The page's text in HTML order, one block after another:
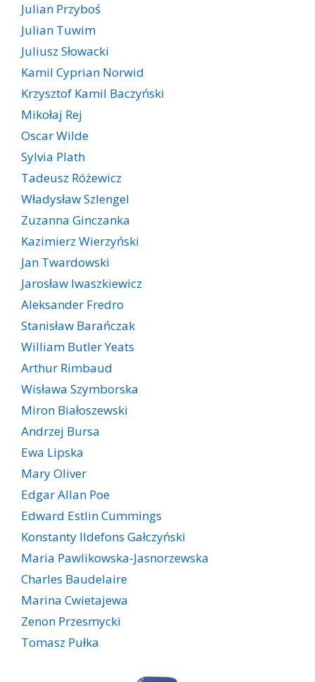
Julian Przyboś
Julian Tuwim
Juliusz Słowacki
Kamil Cyprian Norwid
Krzysztof Kamil Baczyński
Mikołaj Rej
Oscar Wilde
Sylvia Plath
Tadeusz Różewicz
Władysław Szlengel
Zuzanna Ginczanka
Kazimierz Wierzyński
Jan Twardowski
Jarosław Iwaszkiewicz
Aleksander Fredro
Stanisław Barańczak
William Butler Yeats
Arthur Rimbaud
Wisława Szymborska
Miron Białoszewski
Andrzej Bursa
Ewa Lipska
Mary Oliver
Edgar Allan Poe
Edward Estlin Cummings
Konstanty Ildefons Gałczyński
Maria Pawlikowska-Jasnorzewska
Charles Baudelaire
Marina Cwietajewa
Zenon Przesmycki
Tomasz Pułka